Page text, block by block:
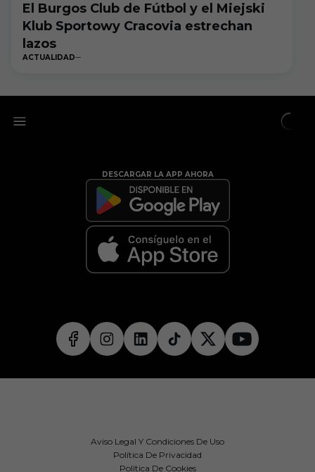
El Burgos Club de Fútbol y el Miejski
Klub Sportowy Cracovia estrechan
lazos
ACTUALIDAD
DESCARGAR LA APP AHORA
Aviso Legal Y Condiciones De Uso
Política De Privacidad
Política De Cookies